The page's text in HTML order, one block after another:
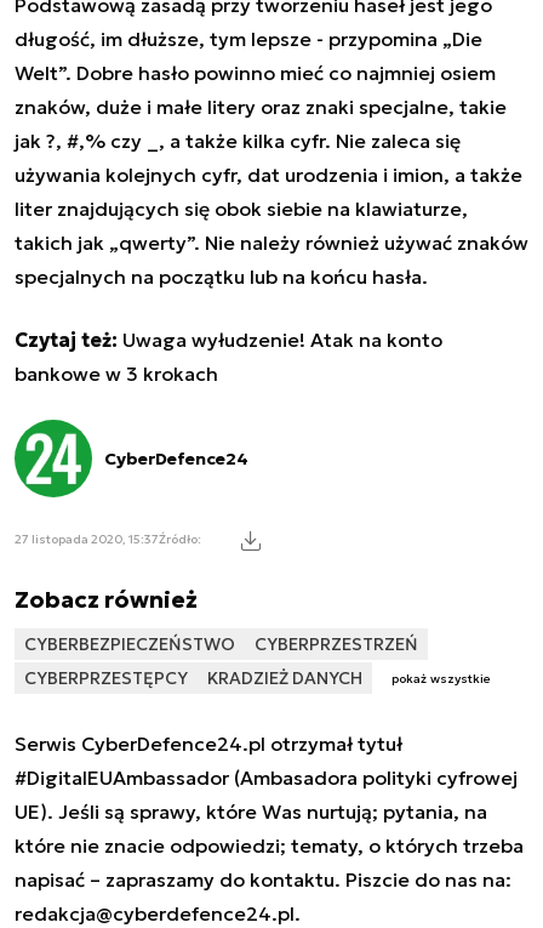
długość, im dłuższe, tym lepsze - przypomina „Die
Welt”. Dobre hasło powinno mieć co najmniej osiem
znaków, duże i małe litery oraz znaki specjalne, takie
jak ?, #,% czy _, a także kilka cyfr. Nie zaleca się
używania kolejnych cyfr, dat urodzenia i imion, a także
liter znajdujących się obok siebie na klawiaturze,
takich jak „qwerty”. Nie należy również używać znaków
specjalnych na początku lub na końcu hasła.
Czytaj też: Uwaga wyłudzenie! Atak na konto
bankowe w 3 krokach
CyberDefence24
27 listopada 2020, 15:37Źródło:
Zobacz również
CYBERBEZPIECZEŃSTWO
CYBERPRZESTRZEŃ
CYBERPRZESTĘPCY
KRADZIEŻ DANYCH pokaż wszystkie
Serwis CyberDefence24.pl otrzymał tytuł
#DigitalEUAmbassador (Ambasadora polityki cyfrowej
UE). Jeśli są sprawy, które Was nurtują; pytania, na
które nie znacie odpowiedzi; tematy, o których trzeba
napisać – zapraszamy do kontaktu. Piszcie do nas na:
redakcja@cyberdefence24.pl.